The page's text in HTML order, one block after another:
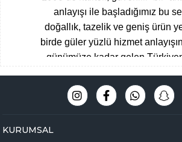
anlayışı ile başladığımız bu
doğallık, tazelik ve geniş ürün
birde güler yüzlü hizmet
günümüze kadar gelen
Baharatçısı, şimdide
olarak online mağazamız ile
odaklı,eğitimli ve tecrübeli
KURUMSAL